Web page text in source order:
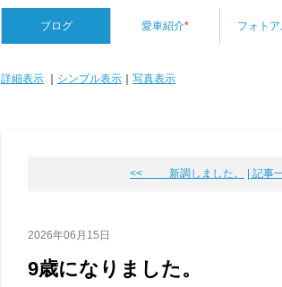
ブログ 愛車紹介* フォト
詳細表示 シンプル表示 写真表示
<< 新調しました。 | 記事
2026年06月15日
9歳になりました。